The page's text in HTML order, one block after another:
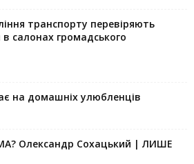
транспорту перевіряють
салонах громадського
на домашніх улюбленців
Олександр Сохацький | ЛИШЕ